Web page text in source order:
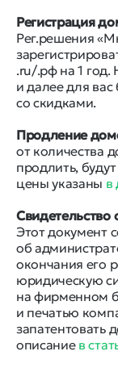
Регистрация
Рег.решения
.ru/.рф на 1 год.
и далее для вас
со скидками.
Продление
от количества
продлить,
цены указаны в
Свидетельство
Этот документ
об
окончания его
юридическую
на фирменном
и печатью
запатентовать
описание в